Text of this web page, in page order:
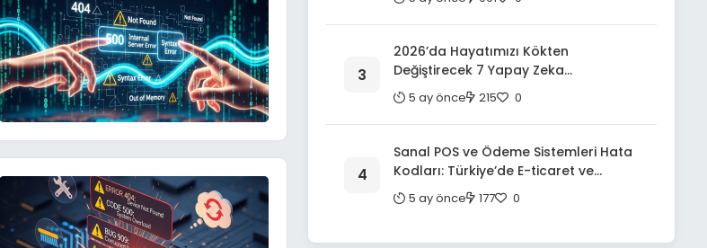
Kapsamlı Bir Rehber
2026’da Hayatımızı Kökten
Değiştirecek 7 Yapay Zeka
Uygulaması: Geleceğin Teknolojileri
5 ay önce 215 0
Sanal POS ve Ödeme Sistemleri Hata
Kodları: Türkiye’de E-ticaret ve
Fintech Entegrasyonlarında Etkin
Sorun Giderme ve Kullanıcı Deneyimi
5 ay önce 177 0